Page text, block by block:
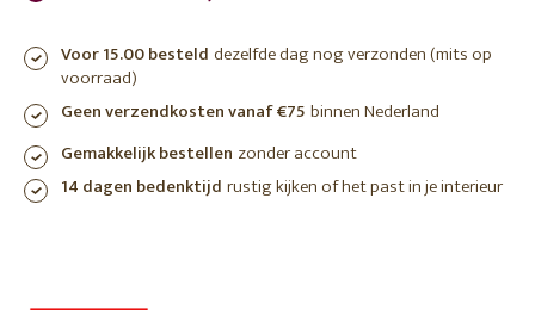
Voor 15.00 besteld dezelfde dag nog verzonden (mits op
voorraad)
Geen verzendkosten vanaf €75 binnen Nederland
Gemakkelijk bestellen zonder account
14 dagen bedenktijd rustig kijken of het past in je interieur